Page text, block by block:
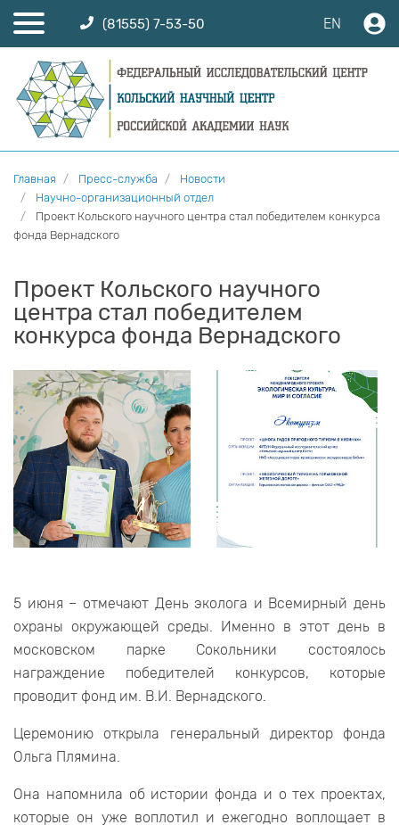
(81555) 7-53-50 EN
Главная Пресс-служба
Новости
Научно-организационный отдел
Проект Кольского научного центра стал победителем конкурса
фонда Вернадского
Проект Кольского научного
центра стал победителем
конкурса фонда Вернадского
5 июня – отмечают День эколога и Всемирный день
охраны окружающей среды. Именно в этот день в
московском парке Сокольники состоялось
награждение победителей конкурсов, которые
проводит фонд им. В.И. Вернадского.
Церемонию открыла генеральный директор фонда
Ольга Плямина.
Она напомнила об истории фонда и о тех проектах,
которые он уже воплотил и ежегодно воплощает в